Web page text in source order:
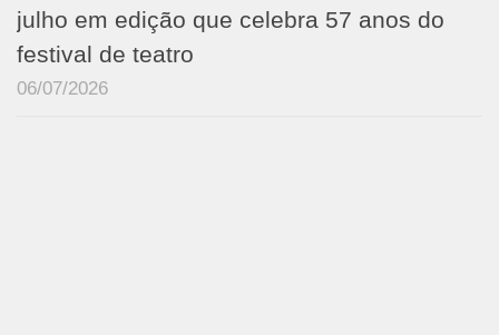
julho em edição que celebra 57 anos do
festival de teatro
06/07/2026